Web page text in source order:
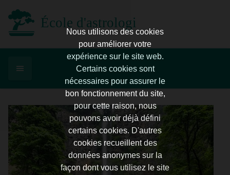
École d'astrologie d'Enghien
Nous utilisons des cookies
pour améliorer votre
expérience sur le site web.
Certains cookies sont
nécessaires pour assurer le
bon fonctionnement du site,
pour cette raison, nous
pouvons avoir déjà défini
certains cookies. D'autres
cookies recueillent des
données anonymes sur la
façon dont vous utilisez le site